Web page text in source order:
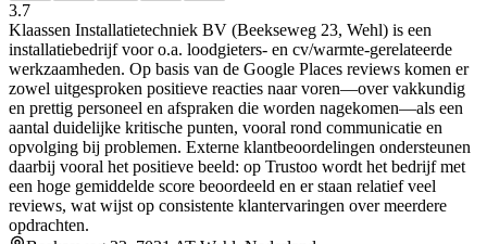
3.7
Klaassen Installatietechniek BV (Beekseweg 23, Wehl) is een
installatiebedrijf voor o.a. loodgieters- en cv/warmte-gerelateerde
werkzaamheden. Op basis van de Google Places reviews komen er
zowel uitgesproken positieve reacties naar voren—over vakkundig
en prettig personeel en afspraken die worden nagekomen—als een
aantal duidelijke kritische punten, vooral rond communicatie en
opvolging bij problemen. Externe klantbeoordelingen ondersteunen
daarbij vooral het positieve beeld: op Trustoo wordt het bedrijf met
een hoge gemiddelde score beoordeeld en er staan relatief veel
reviews, wat wijst op consistente klantervaringen over meerdere
opdrachten.